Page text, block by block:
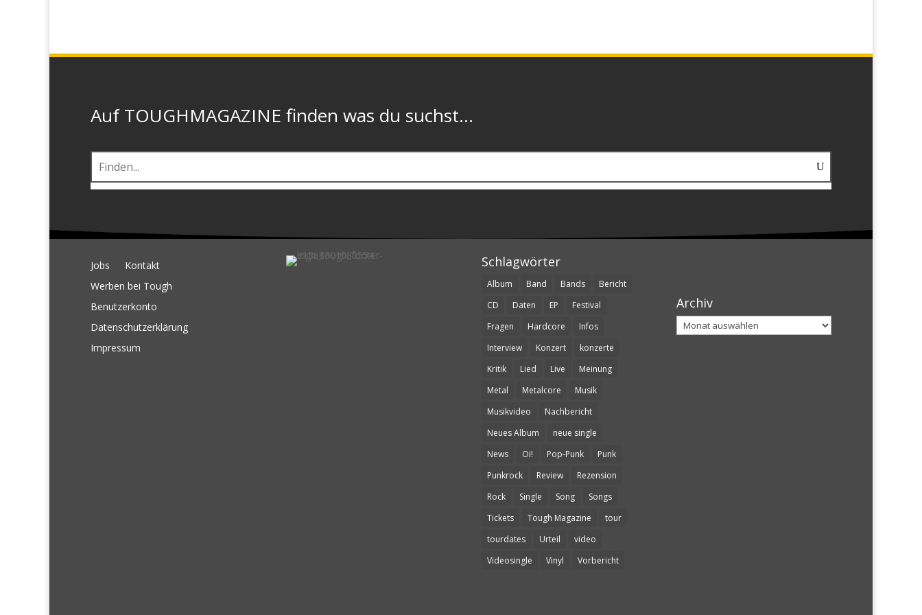
Auf TOUGHMAGAZINE finden was du suchst...
Jobs
Kontakt
Werben bei Tough
Benutzerkonto
Datenschutzerklärung
Impressum
Schlagwörter
Album Band Bands
Bericht
CD
Daten EP
Festival
Fragen
Hardcore
Infos
Interview
Konzert
konzerte
Kritik
Lied Live
Meinung
Metal
Metalcore
Musik
Musikvideo
Nachbericht
Neues Album
neue single
News
Oi! Pop-Punk
Punk
Punkrock
Review
Rezension
Rock
Single Song
Songs
Tickets
Tough Magazine
tour
tourdates
Urteil
video
Videosingle
Vinyl Vorbericht
Archiv
Archiv